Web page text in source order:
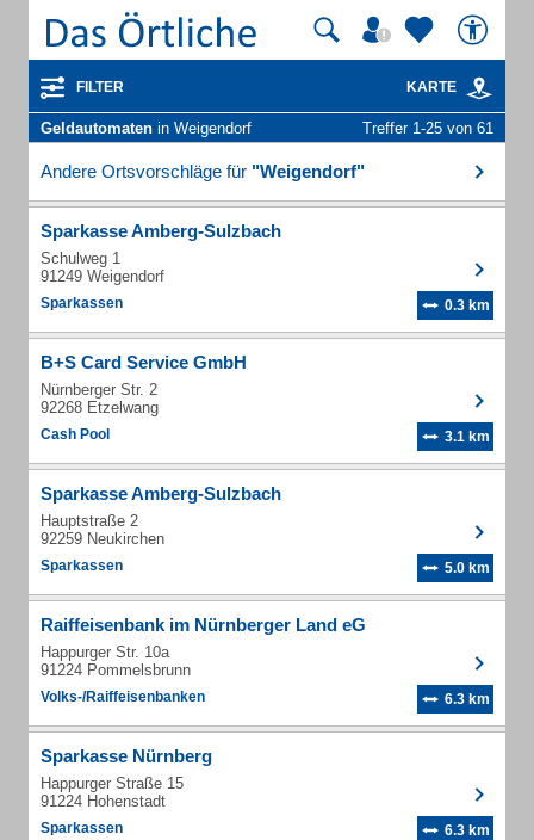
FILTER KARTE
Geldautomaten in Weigendorf Treffer 1-25 von 61
Andere Ortsvorschläge für "Weigendorf"
Sparkasse Amberg-Sulzbach
Schulweg 1
91249 Weigendorf
Sparkassen 0.3 km
B+S Card Service GmbH
Nürnberger Str. 2
92268 Etzelwang
Cash Pool 3.1 km
Sparkasse Amberg-Sulzbach
Hauptstraße 2
92259 Neukirchen
Sparkassen 5.0 km
Raiffeisenbank im Nürnberger Land eG
Happurger Str. 10a
91224 Pommelsbrunn
Volks-/Raiffeisenbanken 6.3 km
Sparkasse Nürnberg
Happurger Straße 15
91224 Hohenstadt
Sparkassen 6.3 km